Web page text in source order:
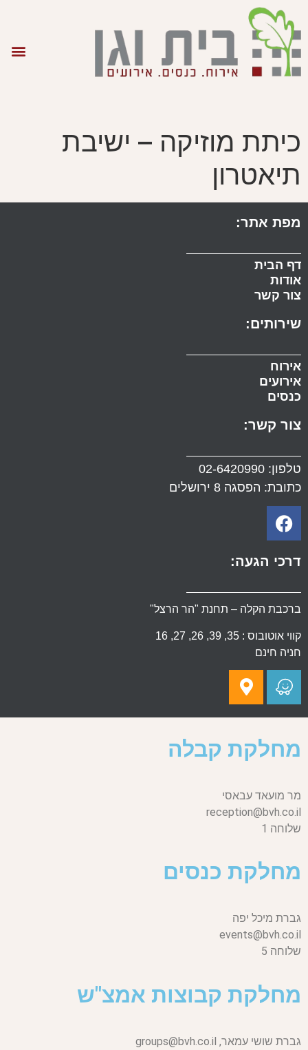
כיתת מוזיקה – ישיבת
תיאטרון
מפת אתר:
דף הבית
אודות
צור קשר
שירותים:
אירוח
אירועים
כנסים
צור קשר:
טלפון: 02-6420990
כתובת: הפסגה 8 ירושלים
דרכי הגעה:
ברכבת הקלה – תחנת "הר הרצל"
קווי אוטובוס : 35, 39, 26, 27, 16
חניה חינם
מחלקת קבלה
מר מועאד עבאסי
reception@bvh.co.il
שלוחה 1
מחלקת כנסים
גברת מיכל יפה
events@bvh.co.il
שלוחה 5
מחלקת קבוצות אמצ"ש
גברת שושי עמאר, groups@bvh.co.il